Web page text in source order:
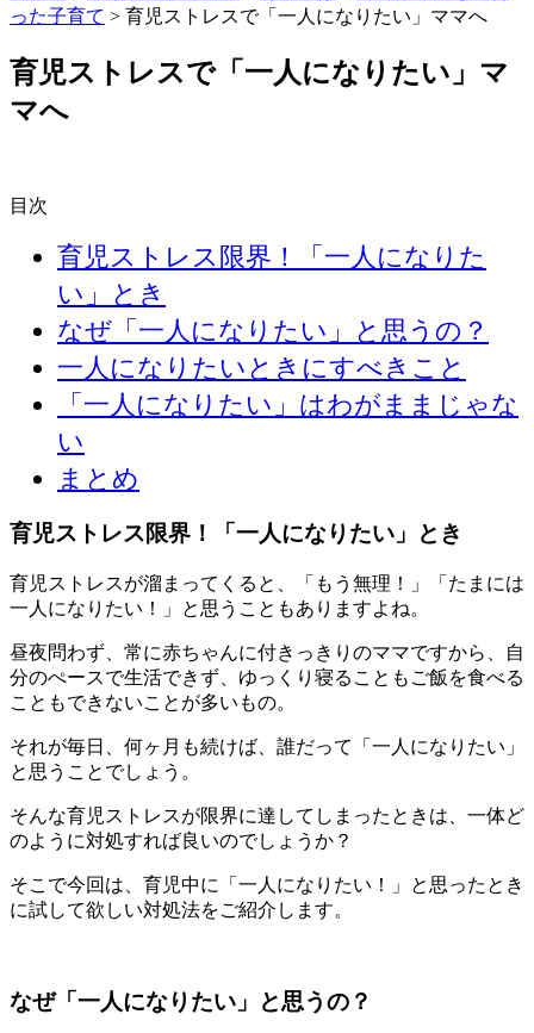
った子育て > 育児ストレスで「一人になりたい」ママへ
育児ストレスで「一人になりたい」マ
マへ
目次
育児ストレス限界！「一人になりた
い」とき
なぜ「一人になりたい」と思うの？
一人になりたいときにすべきこと
「一人になりたい」はわがままじゃな
い
まとめ
育児ストレス限界！「一人になりたい」とき
育児ストレスが溜まってくると、「もう無理！」「たまには
一人になりたい！」と思うこともありますよね。
昼夜問わず、常に赤ちゃんに付きっきりのママですから、自
分のぺースで生活できず、ゆっくり寝ることもご飯を食べる
こともできないことが多いもの。
それが毎日、何ヶ月も続けば、誰だって「一人になりたい」
と思うことでしょう。
そんな育児ストレスが限界に達してしまったときは、一体ど
のように対処すれば良いのでしょうか？
そこで今回は、育児中に「一人になりたい！」と思ったとき
に試して欲しい対処法をご紹介します。
なぜ「一人になりたい」と思うの？